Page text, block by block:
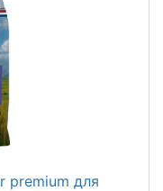
premium для